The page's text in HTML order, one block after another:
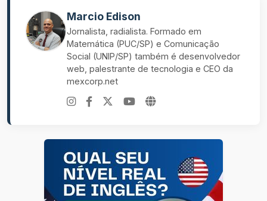
Marcio Edison
Jornalista, radialista. Formado em
Matemática (PUC/SP) e Comunicação
Social (UNIP/SP) também é desenvolvedor
web, palestrante de tecnologia e CEO da
mexcorp.net